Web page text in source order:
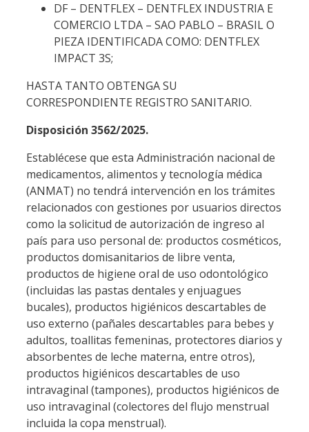
DF – DENTFLEX – DENTFLEX INDUSTRIA E
COMERCIO LTDA – SAO PABLO – BRASIL O
PIEZA IDENTIFICADA COMO: DENTFLEX
IMPACT 3S;
HASTA TANTO OBTENGA SU
CORRESPONDIENTE REGISTRO SANITARIO.
Disposición 3562/2025.
Establécese que esta Administración nacional de
medicamentos, alimentos y tecnología médica
(ANMAT) no tendrá intervención en los trámites
relacionados con gestiones por usuarios directos
como la solicitud de autorización de ingreso al
país para uso personal de: productos cosméticos,
productos domisanitarios de libre venta,
productos de higiene oral de uso odontológico
(incluidas las pastas dentales y enjuagues
bucales), productos higiénicos descartables de
uso externo (pañales descartables para bebes y
adultos, toallitas femeninas, protectores diarios y
absorbentes de leche materna, entre otros),
productos higiénicos descartables de uso
intravaginal (tampones), productos higiénicos de
uso intravaginal (colectores del flujo menstrual
incluida la copa menstrual).